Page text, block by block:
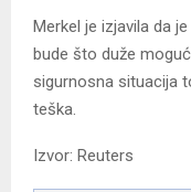
Merkel je izjavila da
bude što duže
sigurnosna situacija
teška.
Izvor: Reuters